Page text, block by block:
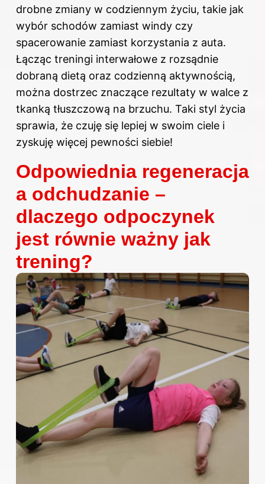
drobne zmiany w codziennym życiu, takie jak
wybór schodów zamiast windy czy
spacerowanie zamiast korzystania z auta.
Łącząc treningi interwałowe z rozsądnie
dobraną dietą oraz codzienną aktywnością,
można dostrzec znaczące rezultaty w walce z
tkanką tłuszczową na brzuchu. Taki styl życia
sprawia, że czuję się lepiej w swoim ciele i
zyskuję więcej pewności siebie!
Odpowiednia regeneracja
a odchudzanie –
dlaczego odpoczynek
jest równie ważny jak
trening?